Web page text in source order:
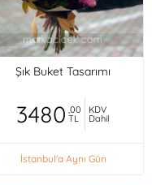
Şık Buket Tasarımı
3480 ,00
TL
KDV
Dahil
İstanbul'a Aynı Gün